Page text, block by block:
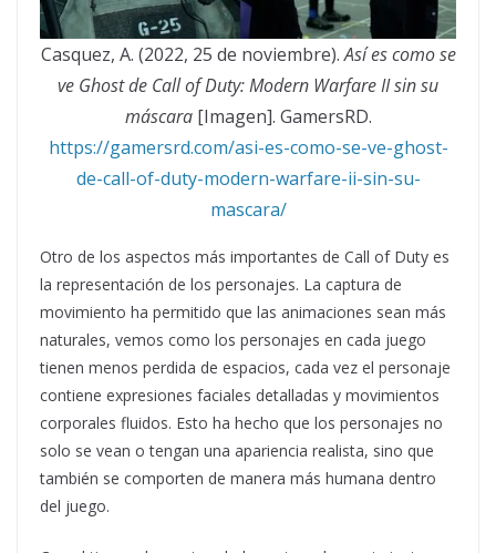
Casquez, A. (2022, 25 de noviembre).Así es como se
ve Ghost de Call of Duty: Modern Warfare II sin su
máscara[Imagen]. GamersRD.
https://gamersrd.com/asi-es-como-se-ve-ghost-
de-call-of-duty-modern-warfare-ii-sin-su-
mascara/
Otro de los aspectos más importantes de Call of Duty es
la representación de los personajes. La captura de
movimiento ha permitido que las animaciones sean más
naturales, vemos como los personajes en cada juego
tienen menos perdida de espacios, cada vez el personaje
contiene expresiones faciales detalladas y movimientos
corporales fluidos. Esto ha hecho que los personajes no
solo se vean o tengan una apariencia realista, sino que
también se comporten de manera más humana dentro
del juego.